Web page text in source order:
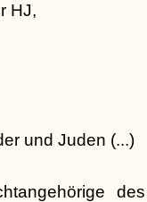
HJ,
und Juden (...)